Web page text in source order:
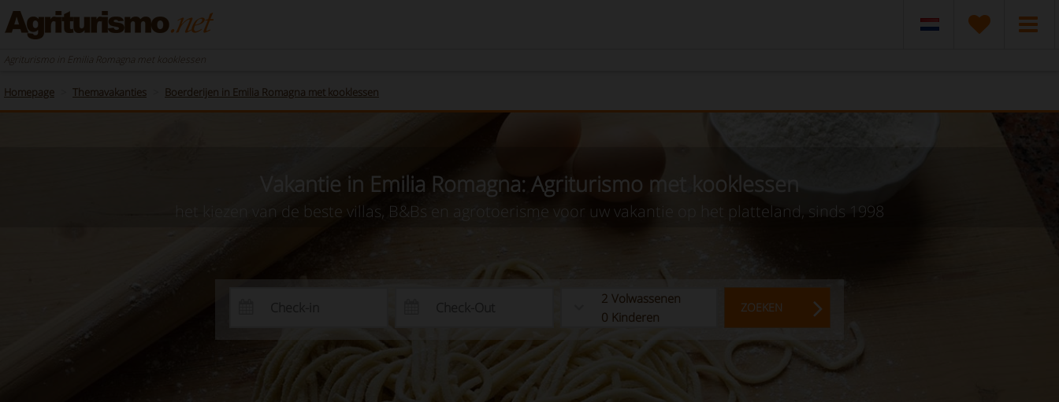
Agriturismo in Emilia Romagna met kooklessen
Homepage Themavakanties Boerderijen in Emilia Romagna met kooklessen
Vakantie in Emilia Romagna: Agriturismo met kooklessen
het kiezen van de beste villas, B&Bs en agrotoerisme voor uw vakantie op het platteland, sinds 1998
2 Volwassenen
0 Kinderen
ZOEKEN